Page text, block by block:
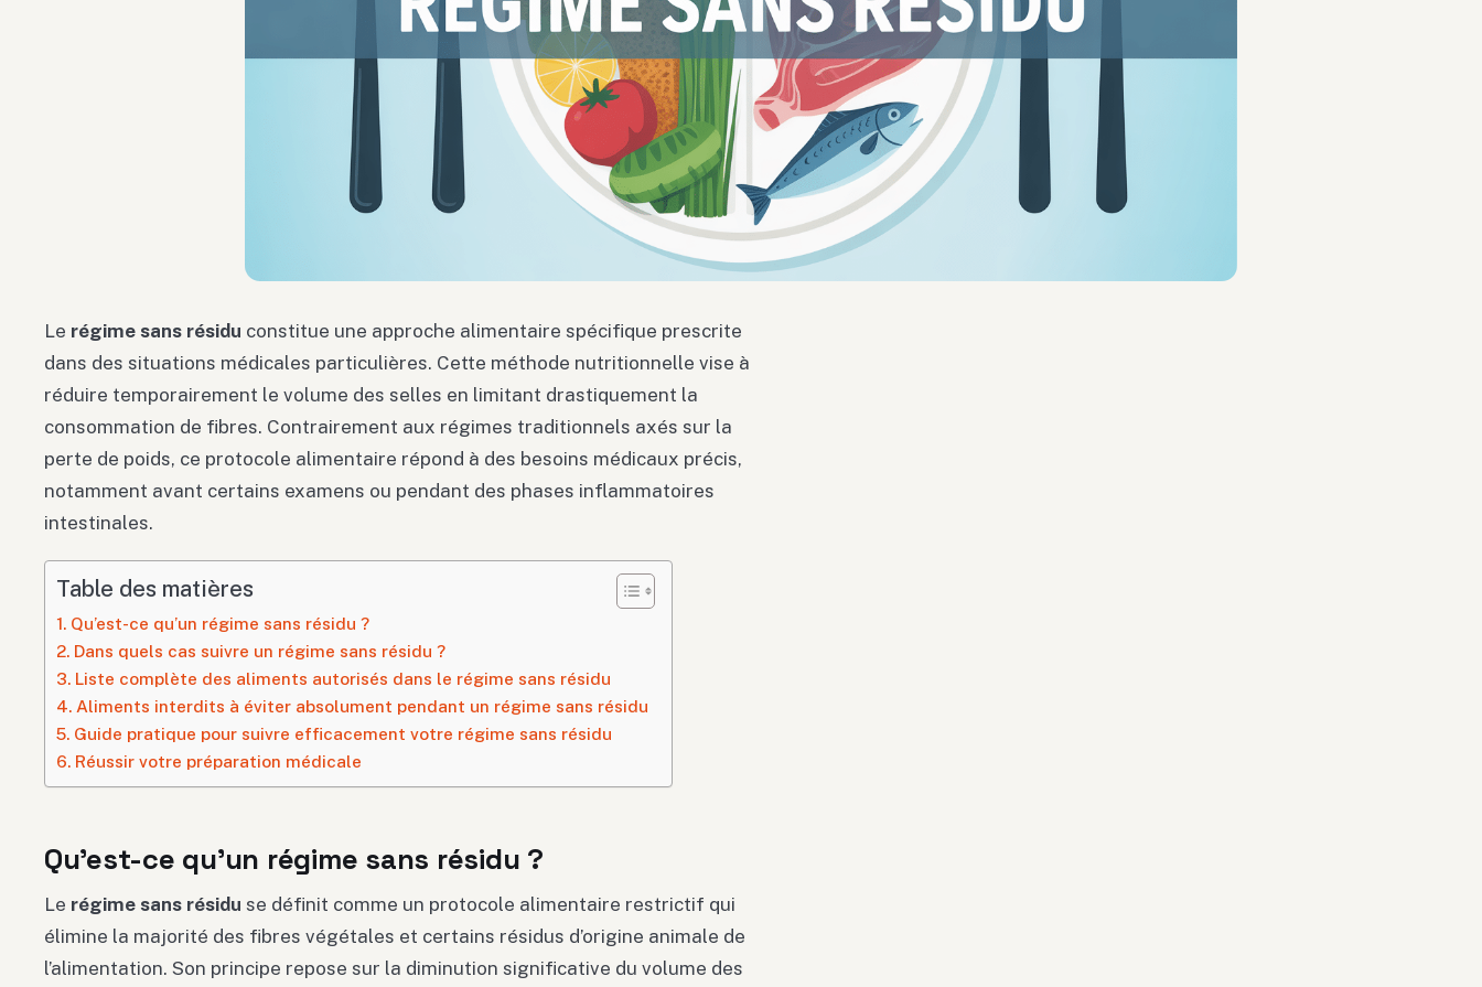
Le régime sans résidu constitue une approche alimentaire spécifique prescrite
dans des situations médicales particulières. Cette méthode nutritionnelle vise à
réduire temporairement le volume des selles en limitant drastiquement la
consommation de fibres. Contrairement aux régimes traditionnels axés sur la
perte de poids, ce protocole alimentaire répond à des besoins médicaux précis,
notamment avant certains examens ou pendant des phases inflammatoires
intestinales.
Table des matières
Qu’est-ce qu’un régime sans résidu ?
Dans quels cas suivre un régime sans résidu ?
Liste complète des aliments autorisés dans le régime sans résidu
Aliments interdits à éviter absolument pendant un régime sans résidu
Guide pratique pour suivre efficacement votre régime sans résidu
Réussir votre préparation médicale
Qu’est-ce qu’un régime sans résidu ?
Le régime sans résidu se définit comme un protocole alimentaire restrictif qui
élimine la majorité des fibres végétales et certains résidus d’origine animale de
l’alimentation. Son principe repose sur la diminution significative du volume des